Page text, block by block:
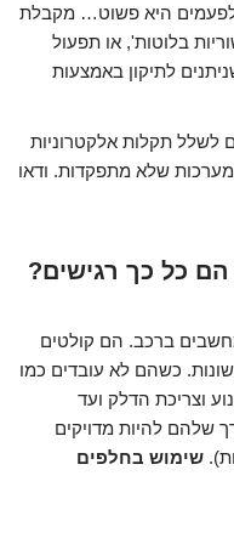
היא פשוט… מקבלת
בלוטות', או תפעול
לתיקון באמצעות
לשלל תקלות אלקטרוניות
שלא מתפקדות. ודאו
כל כך רגישים?
ברכב. הם קולטים
כשהם לא עובדים כמו
וצריכת הדלק ועד
שלהם להיות מדויקים
שימוש בחלפים